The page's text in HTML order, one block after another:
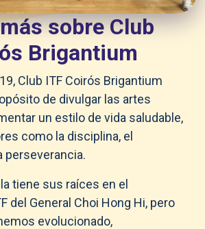
sobre Club
Brigantium
Club ITF Coirós Brigantium
de divulgar las artes
un estilo de vida saludable,
como la disciplina, el
perseverancia.
tiene sus raíces en el
del General Choi Hong Hi, pero
evolucionado,